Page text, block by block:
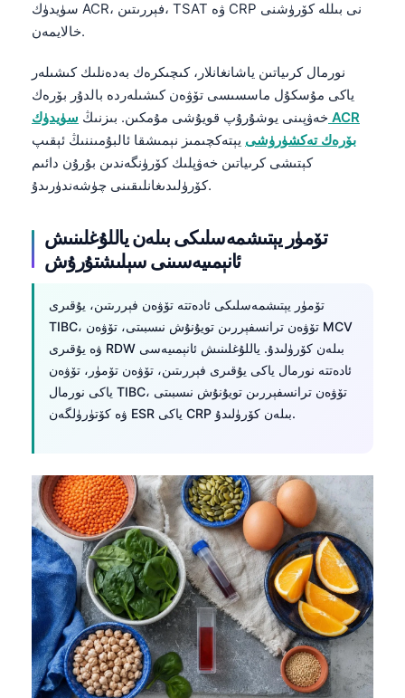
سۈيدۈك ACR، فېررىتىن، TSAT ۋە CRP نى بىللە كۆرۈشنى
خالايمەن.
نورمال كرىياتىن ياشانغانلار، كىچىكرەك بەدەنلىك كىشىلەر
ياكى مۇسكۇل ماسسىسى تۆۋەن كىشىلەردە بالدۇر بۆرەك
خەۋپىنى يوشۇرۇپ قويۇشى مۇمكىن. بىزنىڭ سۈيدۈك ACR
بۆرەك تەكشۈرۈشى يېتەكچىمىز نېمىشقا ئالبۇمىننىڭ ئېقىپ
كېتىشى كرىياتىن خەۋپلىك كۆرۈنگەندىن بۇرۇن دائىم
كۆرۈلىدىغانلىقىنى چۈشەندۈرىدۇ.
تۆمۈر يېتىشمەسلىكى بىلەن ياللۇغلىنىش
ئانېمىيەسىنى سېلىشتۇرۇش
تۆمۈر يېتىشمەسلىكى ئادەتتە تۆۋەن فېررىتىن، يۇقىرى
TIBC، تۆۋەن ترانسفېررىن تويۇنۇش نىسبىتى، تۆۋەن MCV
ۋە يۇقىرى RDW بىلەن كۆرۈلىدۇ. ياللۇغلىنىش ئانېمىيەسى
ئادەتتە نورمال ياكى يۇقىرى فېررىتىن، تۆۋەن تۆمۈر، تۆۋەن
ياكى نورمال TIBC، تۆۋەن ترانسفېررىن تويۇنۇش نىسبىتى
ۋە كۆتۈرۈلگەن ESR ياكى CRP بىلەن كۆرۈلىدۇ.
ગુજરાતી
ಕನ್ನಡ
മലയാളം
Bahasa Melayu
Tiếng Việt
Tagalog
ไทย
Kiswahili
አማርኛ
Українська
O‘zbekcha
Қазақ тілі
Suomi
Slovenčina
پښتو
سنڌي